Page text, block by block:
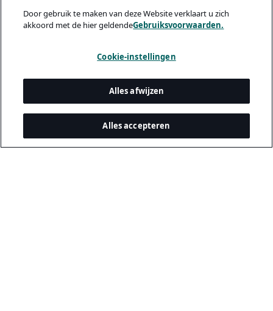
Door gebruik te maken van deze Website verklaart u zich
akkoord met de hier geldendeGebruiksvoorwaarden.
Cookie-instellingen
Alles afwijzen
Alles accepteren